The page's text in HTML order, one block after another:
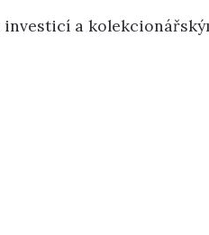
a